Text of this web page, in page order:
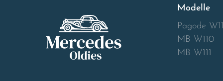
Modelle
Pagode
MB W110
MB W111
Montenegro
Netherlands